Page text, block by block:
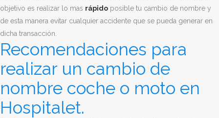
objetivo es realizar lo mas rápido posible tu cambio de nombre y
de esta manera evitar cualquier accidente que se pueda generar en
dicha transacción.
Recomendaciones para
realizar un cambio de
nombre coche o moto en
Hospitalet.